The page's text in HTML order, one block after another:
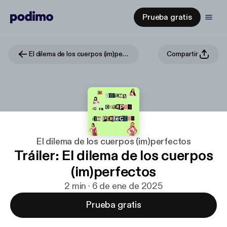
Prueba gratis
El dilema de los cuerpos (im)perfectos Compartir
El dilema de los cuerpos (im)perfectos
Tráiler: El dilema de los cuerpos
(im)perfectos
2 min · 6 de ene de 2025
Prueba gratis